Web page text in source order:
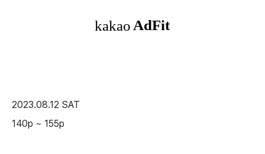
2023.08.12 SAT
140p ~ 155p